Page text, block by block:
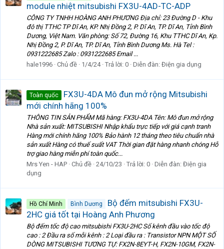
module nhiệt mitsubishi FX3U-4AD-TC-ADP
CÔNG TY TNHH HOÀNG ANH PHƯƠNG Địa chỉ: 23 Đường D - Khu
đô thị TTHC TP Dĩ An, KP. Nhị Đồng 2, P. Dĩ An, TP. Dĩ An, Tỉnh Bình
Dương, Việt Nam. Văn phòng: Số 72, Đường 16, Khu TTHC Dĩ An, Kp.
Nhị Đồng 2, P. Dĩ An, TP. Dĩ An, Tỉnh Bình Dương Ms. Hà Tel :
0931222685 Zalo : 0931222685 Email ...
hale1996 Chủ đề 1/4/24 Trả lời: 0 Diễn đàn: Điện gia dụng
Toàn quốc
FX3U-4DA Mô đun mở rộng Mitsubishi
mới chính hãng 100%
THÔNG TIN SẢN PHẨM Mã hàng: FX3U-4DA Tên: Mô đun mở rộng
Nhà sản xuất: MITSUBISHI Nhập khẩu trực tiếp với giá cạnh tranh
Hàng mới chính hãng 100% Bảo hành 12 tháng theo tiêu chuẩn nhà
sản xuất Hàng có thuế suất VAT Thời gian đặt hàng nhanh chóng Hỗ
trợ giao hàng miễn phí toàn quốc...
Mrs Yen - HAP Chủ đề 24/10/23 Trả lời: 0 Diễn đàn: Điện gia
dụng
Hồ Chí Minh Bình Dương
Bộ đếm mitsubishi FX3U-
2HC giá tốt tại Hoàng Anh Phương
Bộ đếm tốc độ cao mitsubishi FX3U-2HC Số kênh đầu vào tốc độ
cao : 2 Đầu ra số mỗi kênh : 2 Loại đầu ra : Transistor NPN MỘT SỐ
DÒNG MITSUBISHI TƯƠNG TỰ: FX2N-8EYT-H, FX2N-10GM, FX2N-